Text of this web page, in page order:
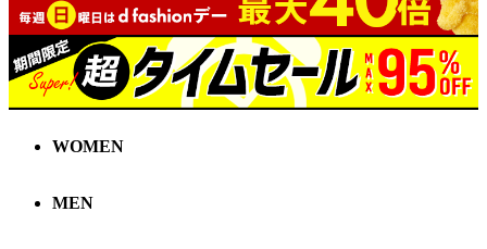
WOMEN
MEN